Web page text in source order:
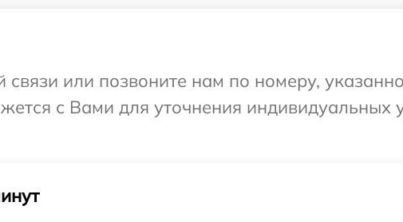
или позвоните нам по номеру,
с Вами для уточнения индивидуальных